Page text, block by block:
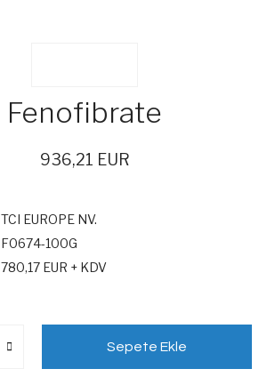
Fenofibrate
936,21 EUR
TCI EUROPE NV.
F0674-100G
780,17 EUR + KDV
Sepete Ekle